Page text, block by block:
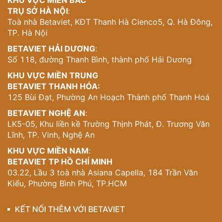
điển – khả năng biến những khối đá cứng nhắc thành
những bài thơ thinh lặng nhưng đầy cảm xúc.
Chi Tiết Trang Trí và Vật Liệu Cao Cấp
Mỗi chi tiết trang trí trên lâu đài đều là một câu chuyện
riêng. Từ những phù điêu baroque phức tạp quanh cửa
chính, đến những đường gờ chỉ tinh tế bao quanh cửa sổ,
tất cả đều được thực hiện bằng vật liệu cao cấp nhất. Đá
tự nhiên được lựa chọn kỹ lưỡng, mỗi khối đá đều mang
trong mình vẻ đẹp riêng biệt của thời gian và thiên nhiên.
Màu trắng chủ đạo của công trình không phải là sự đơn
điệu, mà là sự tinh khiết và trang nghiêm. Những điểm
nhấn vàng được sử dụng một cách khéo léo, không phô
trương nhưng đủ để tạo nên sự sang trọng và quý phái.
Đây chính là nghệ thuật của sự cân bằng – biết khi nào
cần nói và khi nào cần im lặng.
Không Gian Sống Đẳng Cấp Hoàng Gia
TRỤ SỞ HÀ NỘI:
Toà nhà Betaviet, KĐT Thanh Hà Cienco5, Q. Hà Đông,
TP. Hà Nội
BETAVIET HẢI DƯƠNG:
Số 118, đường Thanh Bình, thành phố Hải Dương
KHU VỰC MIỀN TRUNG
BETAVIET THANH HÓA:
125 Bùi Đạt, Phường An Hoạch Thành phố Thanh Hoá
BETAVIET NGHỆ AN:
LK5-05, Khu liền kề Trường Thịnh Phát, Đ. Trương Văn
Lĩnh, TP. Vinh, Nghệ An
KHU VỰC MIỀN NAM:
BETAVIET TP HỒ CHÍ MINH
03.22, Lầu 3 toà nhà Asiana Capella, 184 Trần Văn
Kiểu, Phường Bình Phú, TP.HCM
KẾT NỐI THÊM VỚI BETAVIET